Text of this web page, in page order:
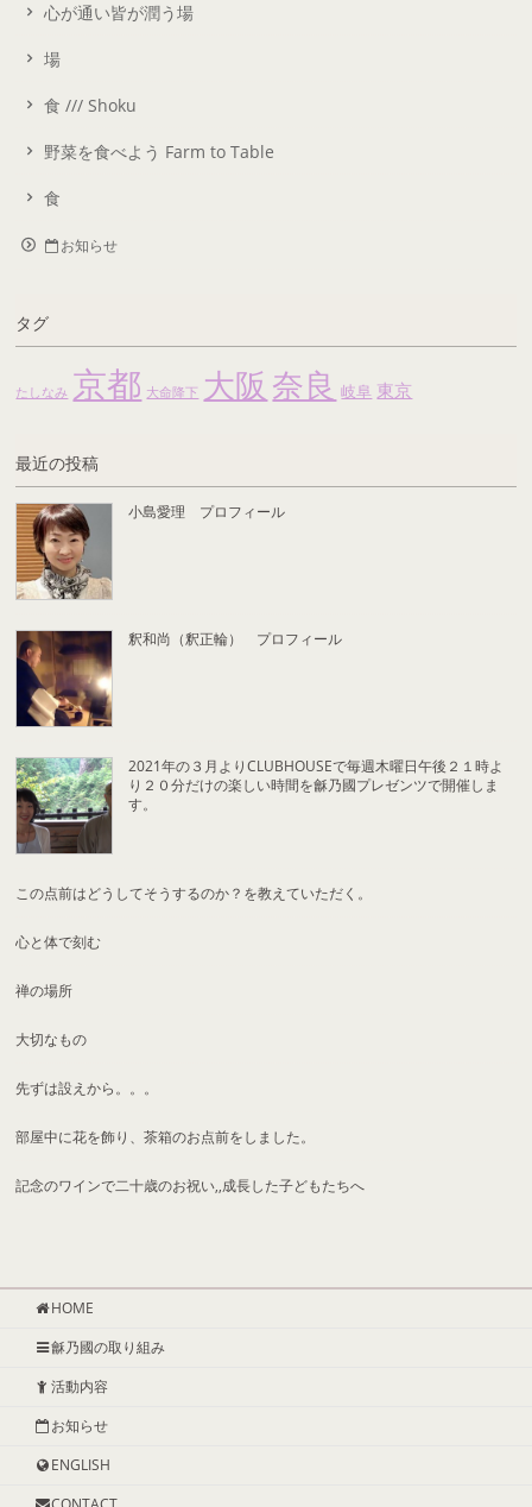
心が通い皆が潤う場
場
食 /// Shoku
野菜を食べよう Farm to Table
食
お知らせ
タグ
たしなみ 京都 大命降下 大阪 奈良 岐阜 東京
最近の投稿
小島愛理 プロフィール
釈和尚（釈正輪） プロフィール
2021年の３月よりCLUBHOUSEで毎週木曜日午後２１時よ
り２０分だけの楽しい時間を龢乃國プレゼンツで開催しま
す。
この点前はどうしてそうするのか？を教えていただく。
心と体で刻む
禅の場所
大切なもの
先ずは設えから。。。
部屋中に花を飾り、茶箱のお点前をしました。
記念のワインで二十歳のお祝い,,成長した子どもたちへ
HOME
龢乃國の取り組み
活動内容
お知らせ
ENGLISH